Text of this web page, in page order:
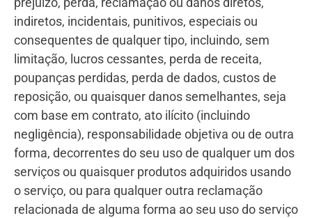
indiretos, incidentais, punitivos, especiais ou
consequentes de qualquer tipo, incluindo, sem
limitação, lucros cessantes, perda de receita,
poupanças perdidas, perda de dados, custos de
reposição, ou quaisquer danos semelhantes, seja
com base em contrato, ato ilícito (incluindo
negligência), responsabilidade objetiva ou de outra
forma, decorrentes do seu uso de qualquer um dos
serviços ou quaisquer produtos adquiridos usando
o serviço, ou para qualquer outra reclamação
relacionada de alguma forma ao seu uso do serviço